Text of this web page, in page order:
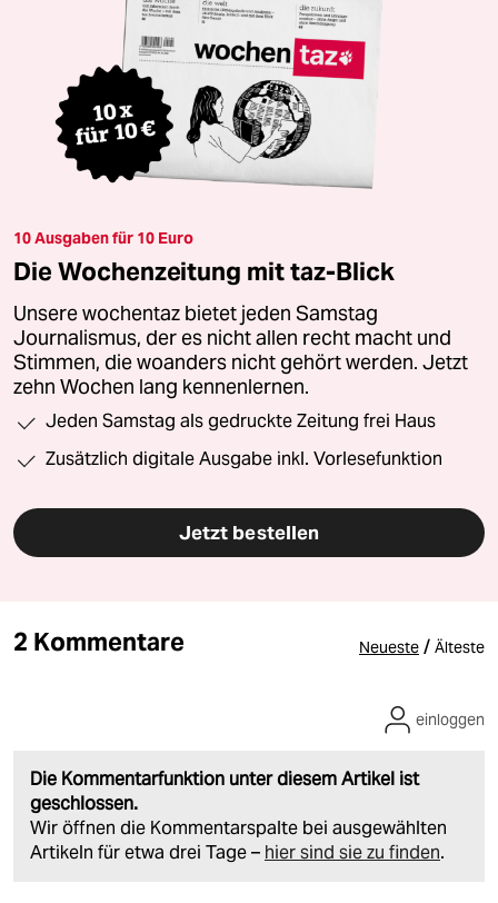
10 Ausgaben für 10 Euro
Die Wochenzeitung mit taz-Blick
Unsere wochentaz bietet jeden Samstag
Journalismus, der es nicht allen recht macht und
Stimmen, die woanders nicht gehört werden. Jetzt
zehn Wochen lang kennenlernen.
Jeden Samstag als gedruckte Zeitung frei Haus
Zusätzlich digitale Ausgabe inkl. Vorlesefunktion
Jetzt bestellen
2 Kommentare Neueste / Älteste
Die Kommentarfunktion unter diesem Artikel ist
geschlossen.
Wir öffnen die Kommentarspalte bei ausgewählten
Artikeln für etwa drei Tage – hier sind sie zu finden.
einloggen